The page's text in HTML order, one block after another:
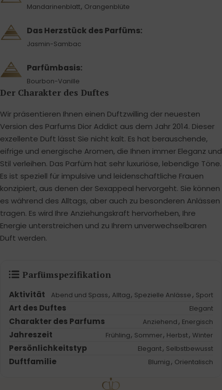
Mandarinenblatt, Orangenblüte
Das Herzstück des Parfüms:
Jasmin-Sambac
Parfümbasis:
Bourbon-Vanille
Der Charakter des Duftes
Wir präsentieren Ihnen einen Duftzwilling der neuesten
Version des Parfums Dior Addict aus dem Jahr 2014. Dieser
exzellente Duft lässt Sie nicht kalt. Es hat berauschende,
eifrige und energische Aromen, die Ihnen immer Eleganz und
Stil verleihen. Das Parfüm hat sehr luxuriöse, lebendige Töne.
Es ist speziell für impulsive und leidenschaftliche Frauen
konzipiert, aus denen der Sexappeal hervorgeht. Sie können
es während des Alltags, aber auch zu besonderen Anlässen
tragen. Es wird Ihre Anziehungskraft hervorheben, Ihre
Energie unterstreichen und zu Ihrem unverwechselbaren
Duft werden.
Parfümspezifikation
Aktivität Abend und Spass, Alltag, Spezielle Anlässe , Sport
Art des Duftes Elegant
Charakter des Parfums Anziehend , Energisch
Jahreszeit Frühling, Sommer, Herbst, Winter
Persönlichkeitstyp Elegant, Selbstbewusst
Duftfamilie Blumig , Orientalisch